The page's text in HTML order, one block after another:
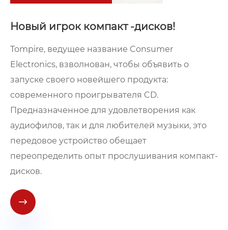
Новый игрок компакт -дисков!
Tompire, ведущее название Consumer
Electronics, взволнован, чтобы объявить о
запуске своего новейшего продукта:
современного проигрывателя CD.
Предназначенное для удовлетворения как
аудиофилов, так и для любителей музыки, это
передовое устройство обещает
переопределить опыт прослушивания компакт-
дисков.
